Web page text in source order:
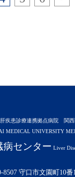
疾患診療連携拠点病院 関
MEDICAL UNIVERSITY
病センター Liver
8507 守口市文園町10番